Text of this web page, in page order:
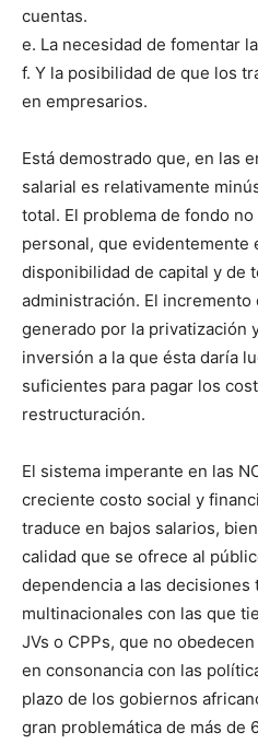
cuentas.
e. La necesidad de fomentar
f. Y la posibilidad de que los
en empresarios.
Está demostrado que, en las
salarial es relativamente
total. El problema de fondo
personal, que evidentemente
disponibilidad de capital y de
administración. El incremento
generado por la privatización
inversión a la que ésta daría
suficientes para pagar los
restructuración.
El sistema imperante en las
creciente costo social y
traduce en bajos salarios,
calidad que se ofrece al
dependencia a las decisiones
multinacionales con las que
JVs o CPPs, que no
en consonancia con las
plazo de los gobiernos
gran problemática de más de